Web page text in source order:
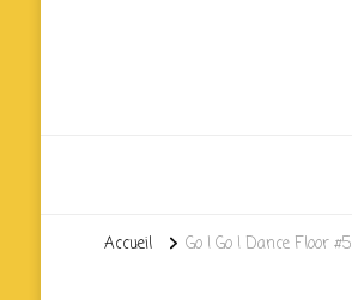
Accueil Go ! Go ! Dance Floor #5